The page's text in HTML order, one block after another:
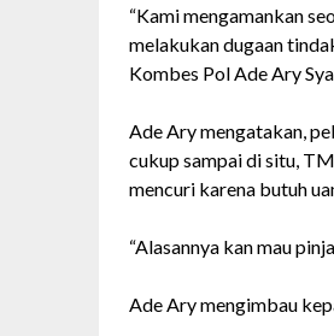
“Kami mengamankan
melakukan dugaan
Kombes Pol Ade Ary
Ade Ary mengatakan,
cukup sampai di situ,
mencuri karena butuh
“Alasannya kan mau
Ade Ary mengimbau